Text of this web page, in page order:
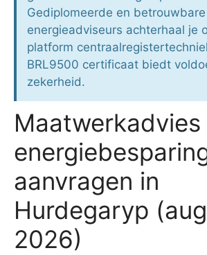
Gediplomeerde en betrouwbare
energieadviseurs achterhaal je
platform
BRL9500 certificaat biedt
zekerheid.
Maatwerkadvies
aanvragen in
Hurdegaryp
2026)